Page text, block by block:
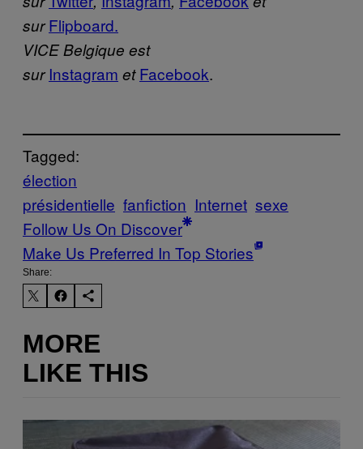
sur Flipboard.
VICE Belgique est
sur Instagram et Facebook.
Tagged:
élection
présidentielle fanfiction Internet sexe
Follow Us On Discover
Make Us Preferred In Top Stories
Share:
MORE
LIKE THIS